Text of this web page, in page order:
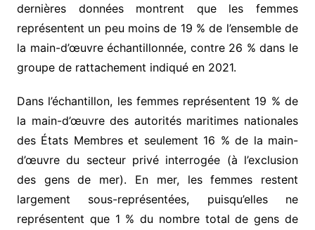
dernières données montrent que les femmes
représentent un peu moins de 19 % de l’ensemble de
la main-d’œuvre échantillonnée, contre 26 % dans le
groupe de rattachement indiqué en 2021.
Dans l’échantillon, les femmes représentent 19 % de
la main-d’œuvre des autorités maritimes nationales
des États Membres et seulement 16 % de la main-
d’œuvre du secteur privé interrogée (à l’exclusion
des gens de mer). En mer, les femmes restent
largement sous-représentées, puisqu’elles ne
représentent que 1 % du nombre total de gens de